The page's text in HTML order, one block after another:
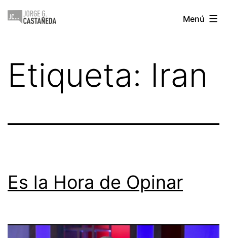
Saltar
Jorge
Menú
Etiqueta: Iran
Es la Hora de Opinar